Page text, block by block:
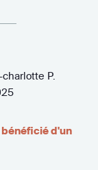
P.
bénéficié d'un